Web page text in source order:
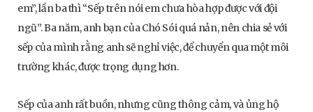
em”, lần ba thì “Sếp trên nói em chưa hòa hợp được với đội
ngũ”. Ba năm, anh bạn của Chó Sói quá nản, nên chia sẻ với
sếp của mình rằng anh sẽ nghỉ việc, để chuyển qua một môi
trường khác, được trọng dụng hơn.
Sếp của anh rất buồn, nhưng cũng thông cảm, và ủng hộ